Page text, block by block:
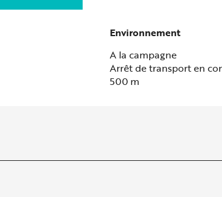
Environnement
Environnement
A la campagne
Arrêt de transport en
500 m